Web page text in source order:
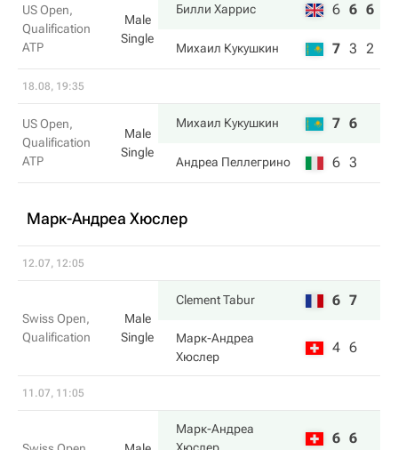
US Open,
Qualification
ATP
Male
Single
Билли Харрис 6 6 6
Михаил Кукушкин 7 3 2
18.08, 19:35
US Open,
Qualification
ATP
Male
Single
Михаил Кукушкин 7 6
Андреа Пеллегрино 6 3
Марк-Андреа Хюслер
12.07, 12:05
Swiss Open,
Qualification
Male
Single
Clement Tabur 6 7
Марк-Андреа
Хюслер
4 6
11.07, 11:05
Марк-Андреа
6 6